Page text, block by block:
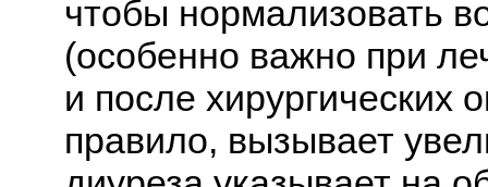
чтобы нормализовать
(особенно важно при
и после хирургических
правило, вызывает